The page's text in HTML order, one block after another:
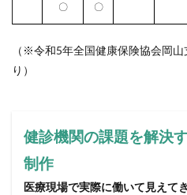
〇 〇
（※令和5年全国健康保険協会岡
り）
健診機関の課題を解決
制作
医療現場で実際に働いて見えて